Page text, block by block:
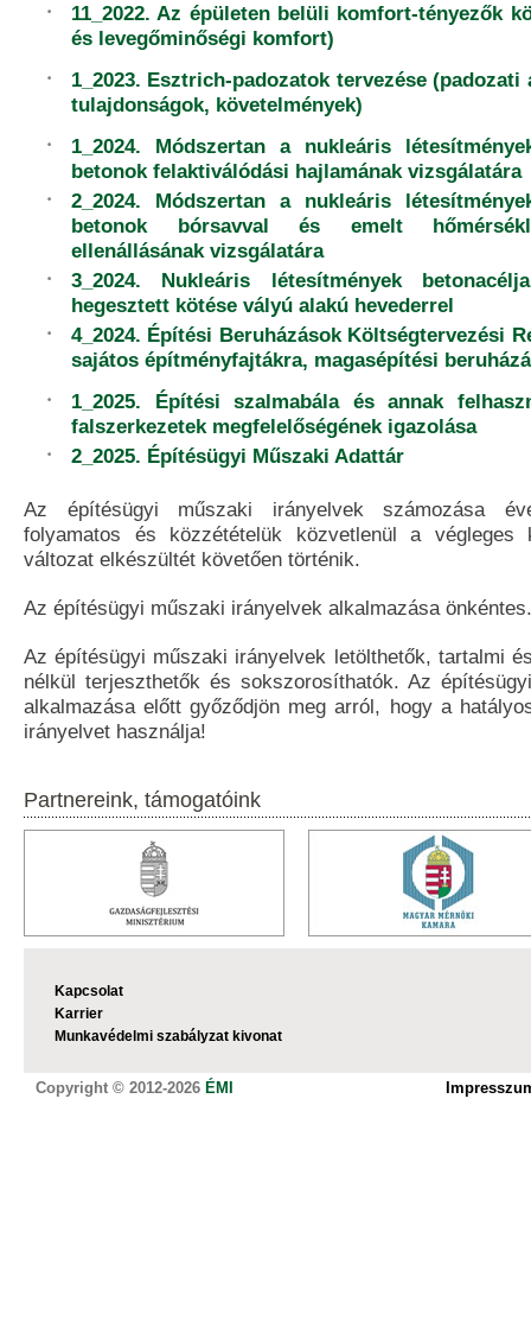
11_2022. Az épületen belüli komfort-tényezők
és levegőminőségi komfort)
1_2023. Esztrich-padozatok tervezése (padozati
tulajdonságok, követelmények)
1_2024. Módszertan a nukleáris
betonok felaktiválódási hajlamának vizsgálatára
2­_2024. Módszertan a nukleáris
betonok bórsavval és emelt
ellenállásának vizsgálatára
3­_2024. Nukleáris létesítmények
hegesztett kötése vályú alakú hevederrel
4­_2024. Építési Beruházások Költségtervezési
sajátos építményfajtákra, magasépítési
1_2025. Építési szalmabála és annak
falszerkezetek megfelelőségének igazolása
2_2025. Építésügyi Műszaki Adattár
Az építésügyi műszaki irányelvek számozása
folyamatos és közzétételük közvetlenül a végleges
változat elkészültét követően történik.
Az építésügyi műszaki irányelvek alkalmazása önkéntes.
Az építésügyi műszaki irányelvek letölthetők, tartalmi
nélkül terjeszthetők és sokszorosíthatók. Az
alkalmazása előtt győződjön meg arról, hogy a
irányelvet használja!
Partnereink, támogatóink
Kapcsolat
Karrier
Munkavédelmi szabályzat kivonat
Copyright © 2012-2026 ÉMI